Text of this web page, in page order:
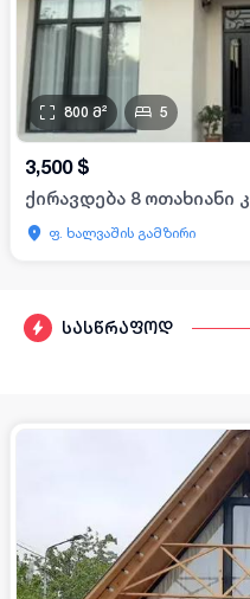
სასწრაფოდ
800 მ² 5
3,500 $
ქირავდება 8 ოთახიანი
ფ. ხალვაშის გამზირი